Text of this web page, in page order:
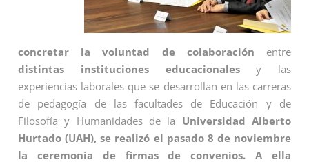
concretar la voluntad de colaboración entre
distintas instituciones educacionalesy las
experiencias laborales que se desarrollan en las carreras
de pedagogía de las facultades de Educación y de
Filosofía y Humanidades de la Universidad Alberto
Hurtado (UAH), se realizó el pasado 8 de noviembre
la ceremonia de firmas de convenios. A ella